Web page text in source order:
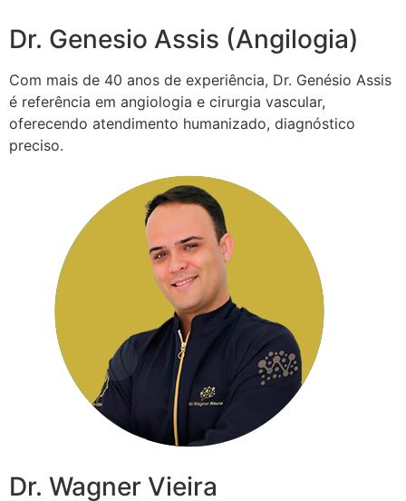
Dr. Genesio Assis (Angilogia)
Com mais de 40 anos de experiência, Dr. Genésio Assis
é referência em angiologia e cirurgia vascular,
oferecendo atendimento humanizado, diagnóstico
preciso.
Dr. Wagner Vieira